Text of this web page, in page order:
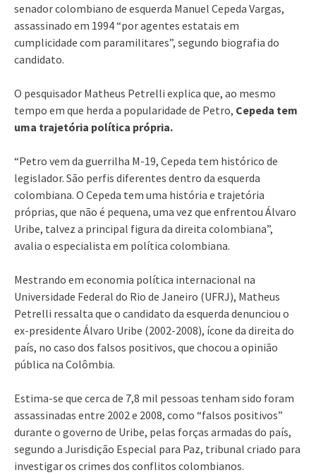
senador colombiano de esquerda Manuel Cepeda Vargas,
assassinado em 1994 “por agentes estatais em
cumplicidade com paramilitares”, segundo biografia do
candidato.
O pesquisador Matheus Petrelli explica que, ao mesmo
tempo em que herda a popularidade de Petro, Cepeda tem
uma trajetória política própria.
“Petro vem da guerrilha M-19, Cepeda tem histórico de
legislador. São perfis diferentes dentro da esquerda
colombiana. O Cepeda tem uma história e trajetória
próprias, que não é pequena, uma vez que enfrentou Álvaro
Uribe, talvez a principal figura da direita colombiana”,
avalia o especialista em política colombiana.
Mestrando em economia política internacional na
Universidade Federal do Rio de Janeiro (UFRJ), Matheus
Petrelli ressalta que o candidato da esquerda denunciou o
ex-presidente Álvaro Uribe (2002-2008), ícone da direita do
país, no caso dos falsos positivos, que chocou a opinião
pública na Colômbia.
Estima-se que cerca de 7,8 mil pessoas tenham sido foram
assassinadas entre 2002 e 2008, como “falsos positivos”
durante o governo de Uribe, pelas forças armadas do país,
segundo a Jurisdição Especial para Paz, tribunal criado para
investigar os crimes dos conflitos colombianos.